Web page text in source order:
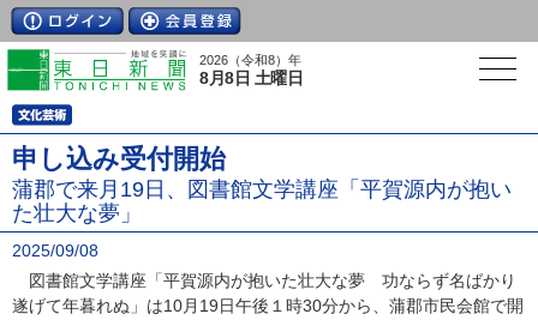
2026（令和8）年
8月8日 土曜日
申し込み受付開始
蒲郡で来月19日、図書館文学講座「平賀源内が抱い
た壮大な夢」
2025/09/08
図書館文学講座「平賀源内が抱いた壮大な夢 功ならず名ばかり
遂げて年暮れぬ」は10月19日午後１時30分から、蒲郡市民会館で開